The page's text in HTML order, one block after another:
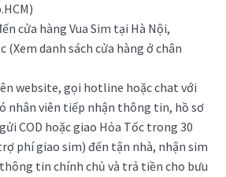
cửa hàng Vua Sim tại Hà Nội,
(Xem danh sách cửa hàng ở chân
website, gọi hotline hoặc chat với
nhân viên tiếp nhận thông tin, hồ sơ
COD hoặc giao Hỏa Tốc trong 30
phí giao sim) đến tận nhà, nhận sim
tin chính chủ và trả tiền cho bưu